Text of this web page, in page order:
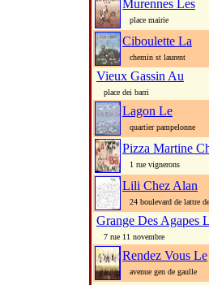
Murennes Les
place mairie
Ciboulette La
chemin st laurent
Vieux Gassin Au
place dei barri
Lagon Le
quartier pampelonne
Pizza Martine
1 rue vignerons
Lili Chez Alan
24 boulevard de lattre
Grange Des Agapes
7 rue 11 novembre
Rendez Vous Le
avenue gen de gaulle